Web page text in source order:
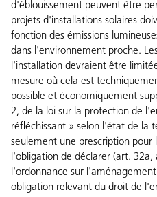
d'éblouissement peuvent être
projets d'installations solaires
fonction des émissions
dans l'environnement proche.
l'installation devraient être
mesure où cela est
possible et économiquement
2, de la loi sur la protection de
réfléchissant » selon l'état de la
seulement une prescription pour
l'obligation de déclarer (art. 32a,
l'ordonnance sur
obligation relevant du droit de